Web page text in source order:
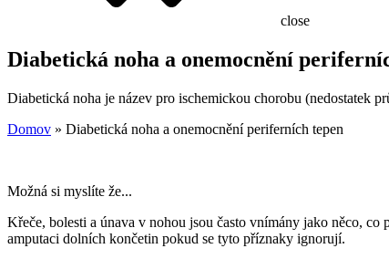
close
Diabetická noha a onemocnění
Diabetická noha je název pro ischemickou chorobu (nedostatek
Domov » Diabetická noha a onemocnění periferních tepen
Možná si myslíte že...
Křeče, bolesti a únava v nohou jsou často vnímány jako něco, co
amputaci dolních končetin pokud se tyto příznaky ignorují.